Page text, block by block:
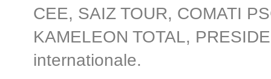
CEE, SAIZ TOUR, COMATI
KAMELEON TOTAL,
internationale.